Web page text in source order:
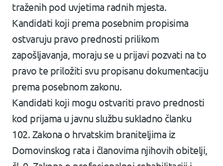
traženih pod uvjetima radnih mjesta.
Kandidati koji prema posebnim propisima
ostvaruju pravo prednosti prilikom
zapošljavanja, moraju se u prijavi pozvati na to
pravo te priložiti svu propisanu dokumentaciju
prema posebnom zakonu.
Kandidati koji mogu ostvariti pravo prednosti
kod prijama u javnu službu sukladno članku
102. Zakona o hrvatskim braniteljima iz
Domovinskog rata i članovima njihovih obitelji,